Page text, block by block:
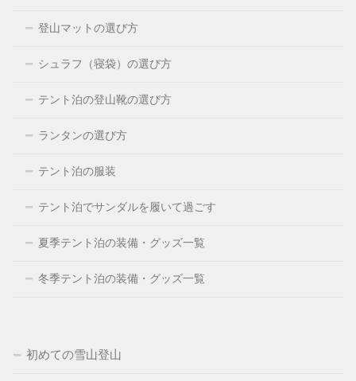
登山マットの選び方
シュラフ（寝袋）の選び方
テント泊の登山靴の選び方
ランタンの選び方
テント泊の服装
テント泊でサンダルを履いて過ごす
夏季テント泊の装備・グッズ一覧
冬季テント泊の装備・グッズ一覧
初めての雪山登山
ホーム